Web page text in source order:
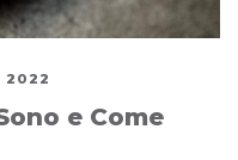
2022
e Come